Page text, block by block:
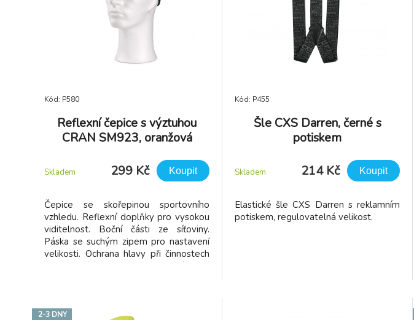
Kód: P580
Reflexní čepice s výztuhou
CRAN SM923, oranžová
Skladem 299 Kč Koupit
Čepice se skořepinou sportovního
vzhledu. Reflexní doplňky pro vysokou
viditelnost. Boční části ze síťoviny.
Páska se suchým zipem pro nastavení
velikosti. Ochrana hlavy při činnostech
nevyžadujících přilbu. Neslouží jako
Kód: P455
Šle CXS Darren, černé s
potiskem
Skladem 214 Kč Koupit
Elastické šle CXS Darren s reklamním
potiskem, regulovatelná velikost.
2-3 DNY